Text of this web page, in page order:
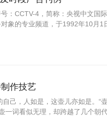
：CCTV-4，简称：央视中文国
象的专业频道，于1992年10月1
作技艺
己，人如是，这壶儿亦如是。“
一词看似无理，却跨越了几个朝